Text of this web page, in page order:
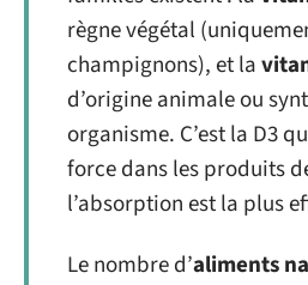
règne végétal
champignons), et la
d’origine animale ou
organisme. C’est la D3
force dans les produits
l’absorption est la plus
Le nombre d’aliments